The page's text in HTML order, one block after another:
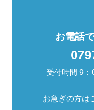
お電話
受付時間 9
お急ぎの方は